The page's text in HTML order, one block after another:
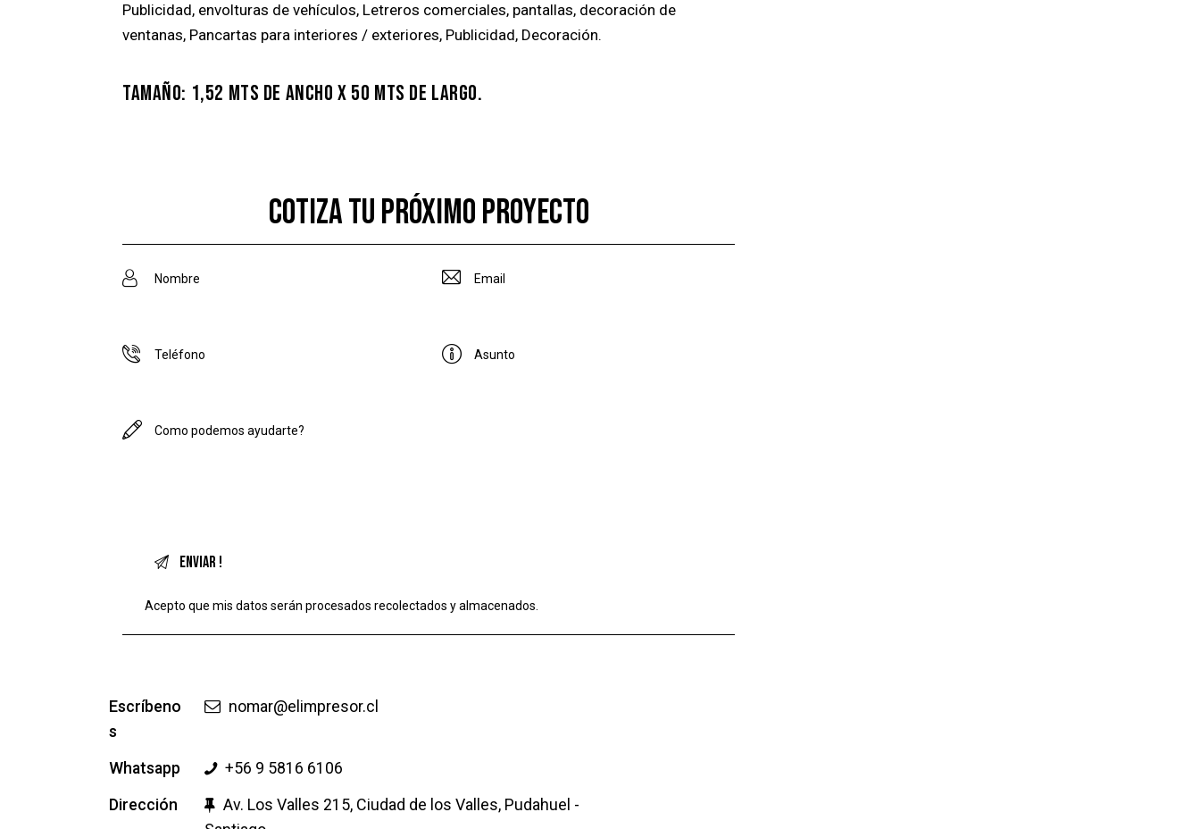
Publicidad, envolturas de vehículos, Letreros comerciales, pantallas, decoración de
ventanas, Pancartas para interiores / exteriores, Publicidad, Decoración.
TAMAÑO: 1,52 MTS DE ANCHO X 50 MTS DE LARGO.
COTIZA TU PRÓXIMO PROYECTO
Acepto que mis datos serán procesadosrecolectados y almacenados
Escríbeno
s
nomar@elimpresor.cl
Whatsapp
+56 9 5816 6106
Dirección
Av. Los Valles 215, Ciudad de los Valles, Pudahuel -